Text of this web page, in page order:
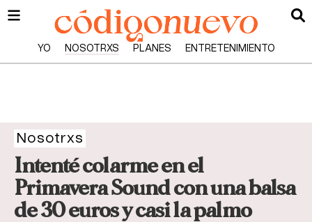
YO NOSOTRXS PLANES ENTRETENIMIENTO
Nosotrxs
Intenté colarme en el
Primavera Sound con una balsa
de 30 euros y casi la palmo